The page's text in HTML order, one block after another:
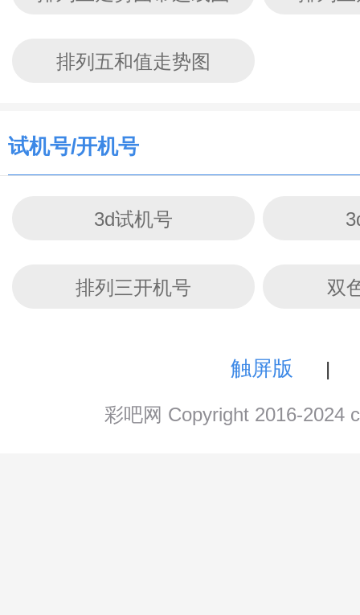
排列五和值走势图
试机号/开机号
3d试机号
排列三开机号 双
触屏版 |
彩吧网 Copyright 2016-2024